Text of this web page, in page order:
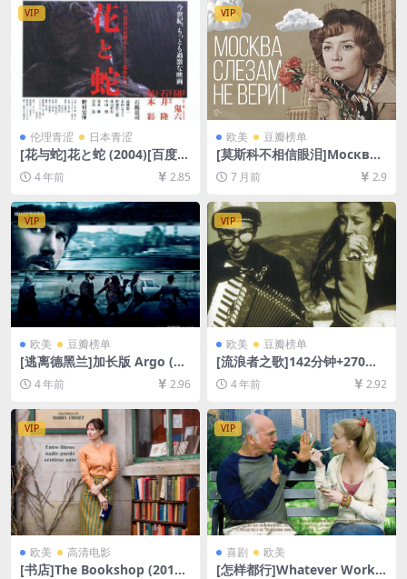
VIP
伦理青涩 日本青涩
[花与蛇]花と蛇 (2004)[百度网
盘+迅雷云盘资源1080P超清
未删减][MP4/7GB][日语中字]
防和谐压缩包（含解压密
码）】
4 年前 2.85
VIP
欧美 豆瓣榜单
[莫斯科不相信眼泪]Москва с
лезам не верит (1980)[百
度网盘+夸克网盘1080P超清
载][MP4/9.8GB][中文字幕]
7 月前 2.9
VIP
欧美 豆瓣榜单
[逃离德黑兰]加长版 Argo (20
12)[百度网盘+迅雷云盘资源1
080P超清未删减][MP4/8GB]
[中文字幕]
4 年前 2.96
VIP
欧美 豆瓣榜单
[流浪者之歌]142分钟+270分
钟双版本 Дом за вешање
(1988)[百度网盘+迅雷云盘资
源1080P&DVD未删减][MP4/
8.7GB+2.8GB][中文字幕]
4 年前 2.92
VIP
欧美 高清电影
[书店]The Bookshop (2017)
VIP
喜剧 欧美
[怎样都行]Whatever Works